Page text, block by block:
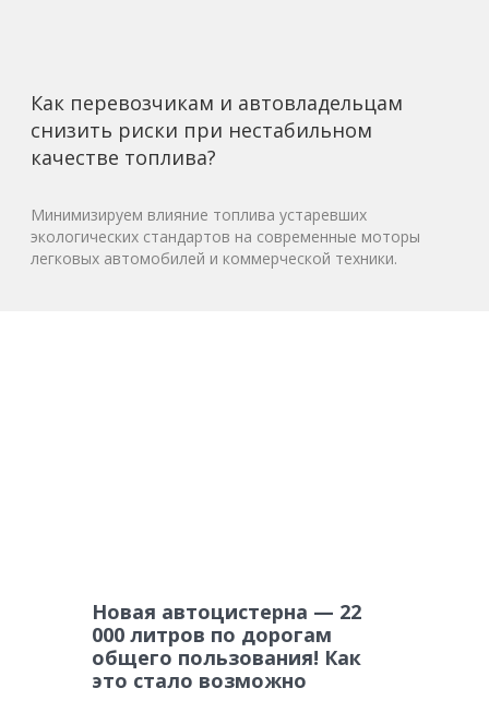
Как перевозчикам и автовладельцам
снизить риски при нестабильном
качестве топлива?
Минимизируем влияние топлива устаревших
экологических стандартов на современные моторы
легковых автомобилей и коммерческой техники.
Новая автоцистерна — 22
000 литров по дорогам
общего пользования! Как
это стало возможно